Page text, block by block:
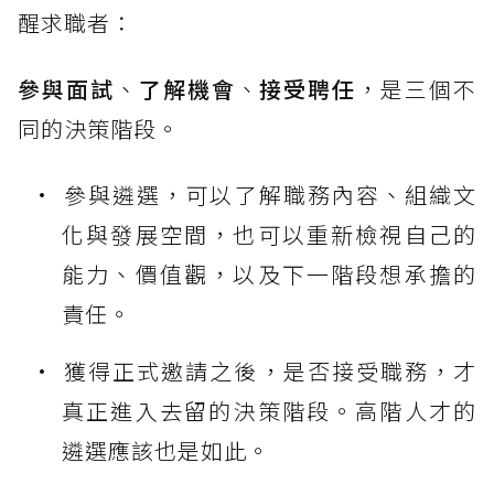
醒求職者：
參與面試 、 了解機會 、接受聘任 ，是三個不
同的決策階段。
參與遴選，可以了解職務內容、組織文
化與發展空間，也可以重新檢視自己的
能力、價值觀，以及下一階段想承擔的
責任。
獲得正式邀請之後，是否接受職務，才
真正進入去留的決策階段。高階人才的
遴選應該也是如此。